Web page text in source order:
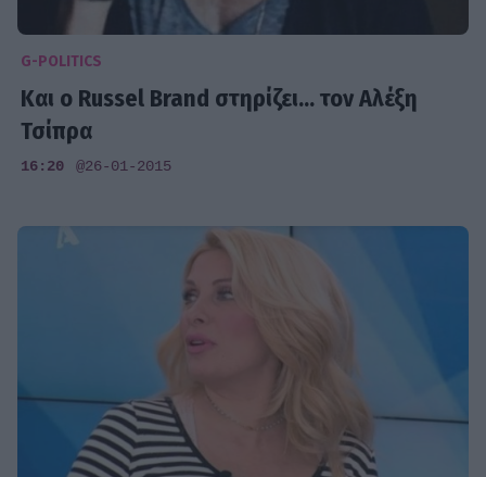
G-POLITICS
Και ο Russel Brand στηρίζει... τον Αλέξη
Τσίπρα
16:20 @26-01-2015